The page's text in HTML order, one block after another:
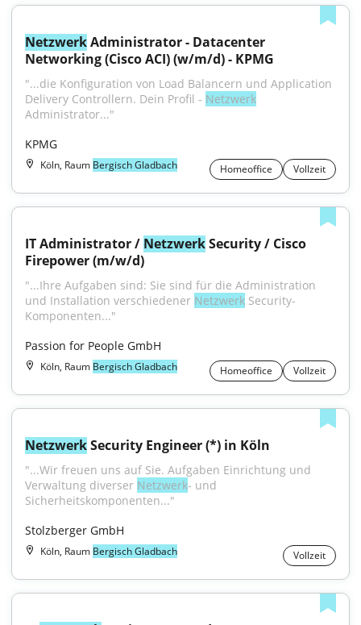
Netzwerk Administrator - Datacenter
Networking (Cisco ACI) (w/m/d) - KPMG
"...die Konfiguration von Load Balancern und Application
Delivery Controllern. Dein Profil - Netzwerk
Administrator..."
KPMG
Köln, Raum Bergisch Gladbach Homeoffice Vollzeit
IT Administrator / Netzwerk Security / Cisco
Firepower (m/w/d)
"...Ihre Aufgaben sind: Sie sind für die Administration
und Installation verschiedener Netzwerk Security-
Komponenten..."
Passion for People GmbH
Köln, Raum Bergisch Gladbach Homeoffice Vollzeit
Netzwerk Security Engineer (*) in Köln
"...Wir freuen uns auf Sie. Aufgaben Einrichtung und
Verwaltung diverser Netzwerk- und
Sicherheitskomponenten..."
Stolzberger GmbH
Köln, Raum Bergisch Gladbach Vollzeit